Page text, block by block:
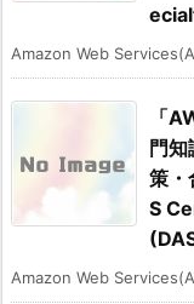
Amazon Web
「
門知
策
S
Amazon Web